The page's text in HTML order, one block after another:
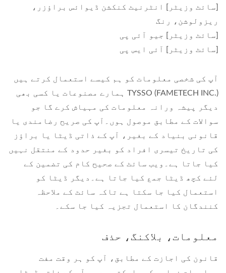
[سائٹ وزیٹر] انٹرنیٹ کنکشن ڈیوائس براؤزر،
ریزولوشن، رنگ
[سائٹ وزیٹر] جیو آئی پی
[سائٹ وزیٹر] آئی ایس پی
آپ کی شخصی معلومات کو ہم کیسے استعمال کرتے ہیں
TYSSO (FAMETECH INC.) ہمارے مصنوعات یا کسی بھی
دیگر پیشہ ورانہ معلومات کی مہیاش کرے گا جو
سوالات کے مطابق موصول ہوں۔آپ کی صریح رضامندی یا
قانونی بنیاد کے بغیر، آپ کے ذاتی ڈیٹا یا براؤز
کی تاریخ تیسری افراد کو بغیر حدود کے منتقل نہیں
کیا جاتا ہے۔ویب سائٹ کے صحیح کام کی تضمین کے
لئے کچھ ڈیٹا جمع کیا جاتا ہے۔دیگر ڈیٹا کو
استعمال کیا جا سکتا ہے تاکہ سائٹ کے ملاحظہ
کنندگان کا استعمال تجزیہ کیا جا سکے۔
معلومات، بلاکنگ، حذف
قانون کی اجازت کے مطابق، آپ کو ہر وقت مفت